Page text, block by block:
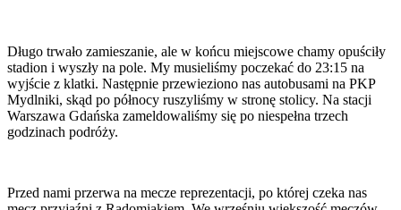
Długo trwało zamieszanie, ale w końcu miejscowe chamy opuściły
stadion i wyszły na pole. My musieliśmy poczekać do 23:15 na
wyjście z klatki. Następnie przewieziono nas autobusami na PKP
Mydlniki, skąd po północy ruszyliśmy w stronę stolicy. Na stacji
Warszawa Gdańska zameldowaliśmy się po niespełna trzech
godzinach podróży.
Przed nami przerwa na mecze reprezentacji, po której czeka nas